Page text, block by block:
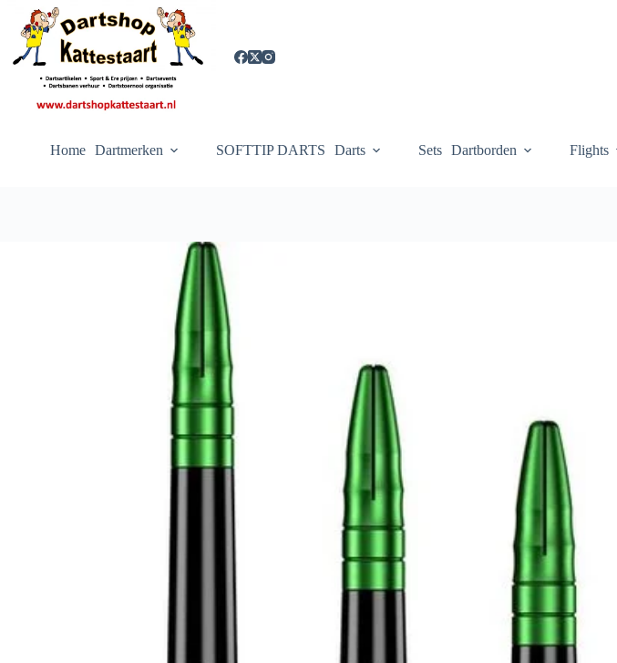
inhoud
Home Dartmerken SOFTTIP DARTS Darts Sets Dartborden Flights